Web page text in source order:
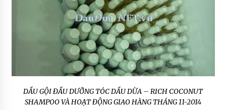
DẦU GỘI ĐẦU DƯỠNG TÓC DẦU DỪA – RICH COCONUT
SHAMPOO VÀ HOẠT ĐỘNG GIAO HÀNG THÁNG 11-2014